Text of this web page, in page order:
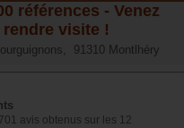
références - Venez
rendre visite !
91310 Montlhéry
avis obtenus sur les 12